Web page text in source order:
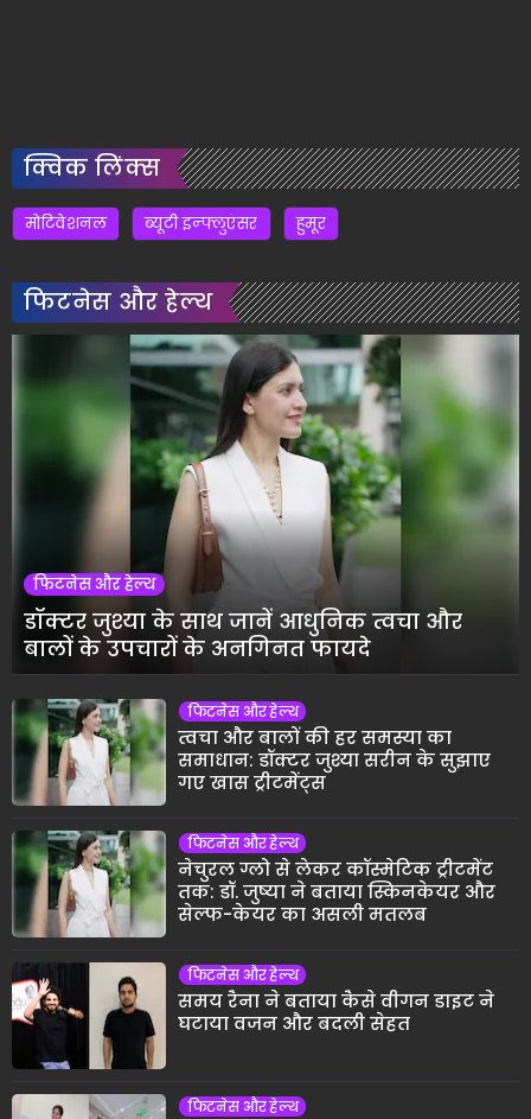
क्विक लिंक्स
मोटिवेशनल ब्यूटी इन्फ्लुएंसर हुमूर
फिटनेस और हेल्थ
फिटनेस और हेल्थ
डॉक्टर जुश्या के साथ जानें आधुनिक त्वचा और
बालों के उपचारों के अनगिनत फायदे
फिटनेस और हेल्थ
त्वचा और बालों की हर समस्या का
समाधान: डॉक्टर जुश्या सरीन के सुझाए
गए खास ट्रीटमेंट्स
फिटनेस और हेल्थ
नेचुरल ग्लो से लेकर कॉस्मेटिक ट्रीटमेंट
तक: डॉ. जुष्या ने बताया स्किनकेयर और
सेल्फ-केयर का असली मतलब
फिटनेस और हेल्थ
समय रैना ने बताया कैसे वीगन डाइट ने
घटाया वजन और बदली सेहत
फिटनेस और हेल्थ